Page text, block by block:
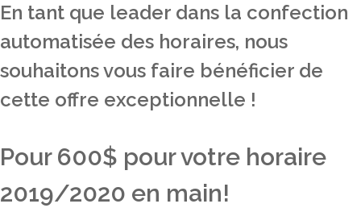
En tant que leader dans la confection
automatisée des horaires, nous
souhaitons vous faire bénéficier de
cette offre exceptionnelle !
Pour 600$ pour votre horaire
2019/2020 en main!